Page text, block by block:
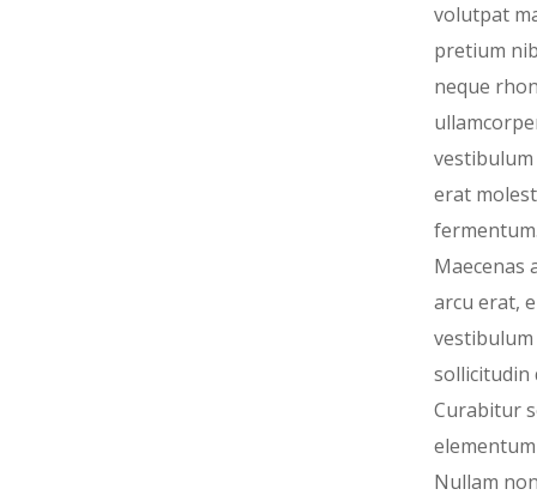
volutpat
pretium
neque
vestibulum
erat
Maecenas
arcu erat,
vestibulum
sollicitudin
Curabitur
Nullam